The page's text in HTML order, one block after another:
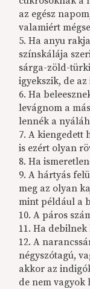
az egész
valamiért
5. Ha anyu
színskálája
sárga-zöld-
igyekszik, de
6. Ha
levágnom a
lennék a
7. A kiengedett
is ezért olyan
8. Ha
9. A hártyás
meg az olyan
mint például a
10. A páros
11. Ha
12. A
négyszótagú,
akkor az
de nem